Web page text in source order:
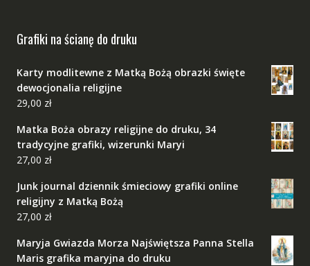
Grafiki na ścianę do druku
Karty modlitewne z Matką Bożą obrazki święte
dewocjonalia religijne
29,00 zł
Matka Boża obrazy religijne do druku, 34
tradycyjne grafiki, wizerunki Maryi
27,00 zł
Junk journal dziennik śmieciowy grafiki online
religijny z Matką Bożą
27,00 zł
Maryja Gwiazda Morza Najświętsza Panna Stella
Maris grafika maryjna do druku